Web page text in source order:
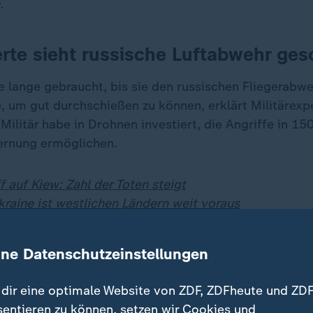
sieht russische Luftabwehr
lange gebraucht, bis sie den russischen
um gut durchschießen zu können, erklärt
habe in Drohnen investiert, die Angriffe in
ermöglichen.
auf Kiew: Zahl der Toten steigt
ist westlichen Ländern weit voraus
Datenschutzeinstellungen
eine optimale Website von ZDF, ZDFheute und
zu können, setzen wir Cookies und